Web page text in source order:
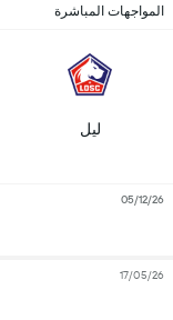
المواجهات المباشرة
ليل
05/12/26
17/05/26